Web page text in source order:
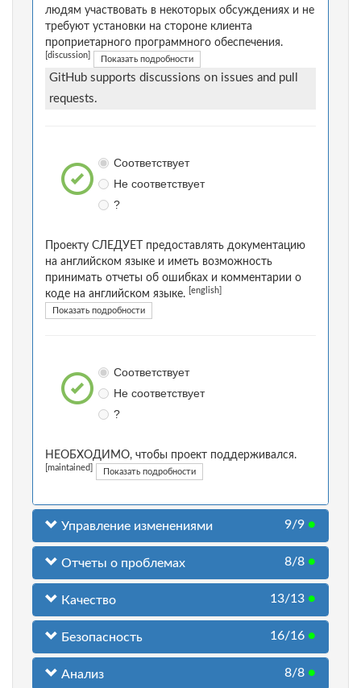
людям участвовать в некоторых обсуждениях и не
требуют установки на стороне клиента
проприетарного программного обеспечения.
[discussion] Показать подробности
GitHub supports discussions on issues and pull
requests.
Соответствует
Не соответствует
?
Проекту СЛЕДУЕТ предоставлять документацию
на английском языке и иметь возможность
принимать отчеты об ошибках и комментарии о
коде на английском языке.
[english]
Показать подробности
Соответствует
Не соответствует
?
НЕОБХОДИМО, чтобы проект поддерживался.
[maintained] Показать подробности
Управление изменениями 9/9 ●
Отчеты о проблемах 8/8 ●
Качество 13/13 ●
Безопасность 16/16 ●
Анализ 8/8 ●